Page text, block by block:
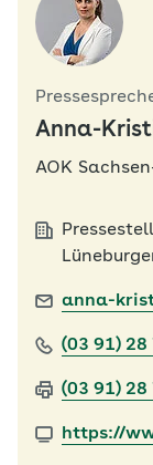
Anna-
AOK
anna-
(03 91)
(03 91)
https://